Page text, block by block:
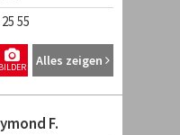
55
Alles zeigen
BILDER
F.